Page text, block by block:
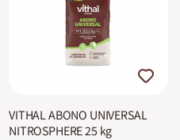
VITHAL ABONO UNIVERSAL
NITROSPHERE 25 kg